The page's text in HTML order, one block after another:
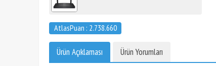
AtlasPuan : 2.738.660
Ürün Açıklaması Ürün Yorumları